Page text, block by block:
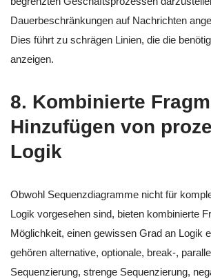
Dauerbeschränkungen auf Nachrichten
Dies führt zu schrägen Linien, die die
anzeigen.
8. Kombinierte
Hinzufügen von
Logik
Obwohl Sequenzdiagramme nicht für
Logik vorgesehen sind, bieten kombinierte
Möglichkeit, einen gewissen Grad an Logik
gehören alternative, optionale, break-,
Sequenzierung, strenge Sequenzierung,